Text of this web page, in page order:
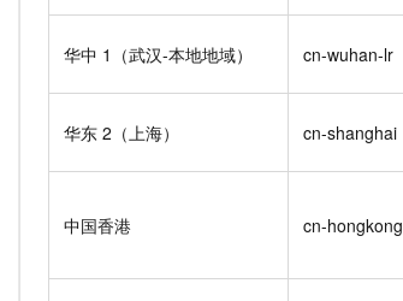
华中 1（武汉-本地地域） cn-wuhan-lr
华东 2（上海） cn-shanghai
中国香港 cn-hongkong